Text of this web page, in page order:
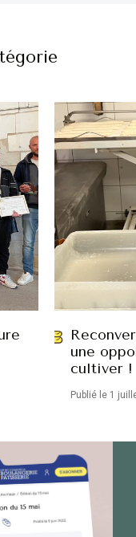
une
cultiver !
Publié le 1